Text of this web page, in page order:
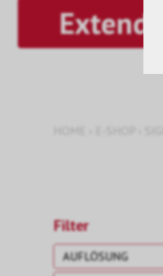
Extender
Filter
AUFLÖSUNG